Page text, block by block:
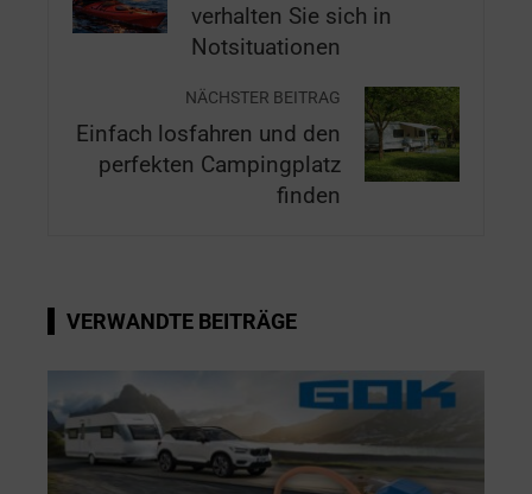
verhalten Sie sich in
Notsituationen
NÄCHSTER BEITRAG
Einfach losfahren und den
perfekten Campingplatz
finden
VERWANDTE BEITRÄGE